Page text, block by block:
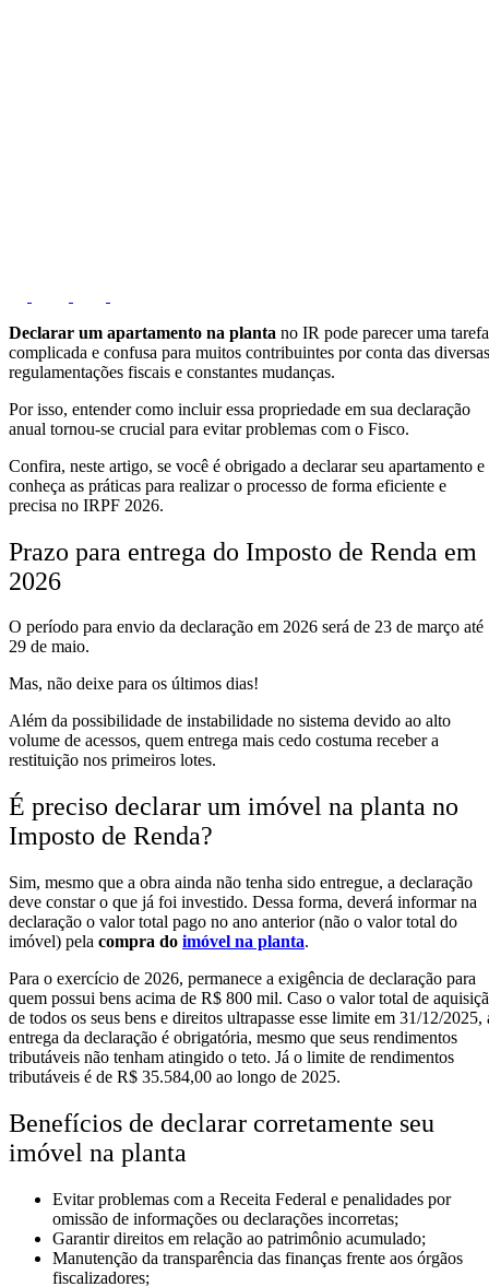
Declarar um apartamento na planta no IR pode parecer uma tarefa
complicada e confusa para muitos contribuintes por conta das diversas
regulamentações fiscais e constantes mudanças.
Por isso, entender como incluir essa propriedade em sua declaração
anual tornou-se crucial para evitar problemas com o Fisco.
Confira, neste artigo, se você é obrigado a declarar seu apartamento e
conheça as práticas para realizar o processo de forma eficiente e
precisa no IRPF 2026.
Prazo para entrega do Imposto de Renda em
2026
O período para envio da declaração em 2026 será de 23 de março até
29 de maio.
Mas, não deixe para os últimos dias!
Além da possibilidade de instabilidade no sistema devido ao alto
volume de acessos, quem entrega mais cedo costuma receber a
restituição nos primeiros lotes.
É preciso declarar um imóvel na planta no
Imposto de Renda?
Sim, mesmo que a obra ainda não tenha sido entregue, a declaração
deve constar o que já foi investido. Dessa forma, deverá informar na
declaração o valor total pago no ano anterior (não o valor total do
imóvel) pela compra do imóvel na planta.
Para o exercício de 2026, permanece a exigência de declaração para
quem possui bens acima de R$ 800 mil. Caso o valor total de
de todos os seus bens e direitos ultrapasse esse limite em 31/12/2025,
entrega da declaração é obrigatória, mesmo que seus rendimentos
tributáveis não tenham atingido o teto. Já o limite de rendimentos
tributáveis é de R$ 35.584,00 ao longo de 2025.
Benefícios de declarar corretamente seu
imóvel na planta
Evitar problemas com a Receita Federal e penalidades por
omissão de informações ou declarações incorretas;
Garantir direitos em relação ao patrimônio acumulado;
Manutenção da transparência das finanças frente aos órgãos
fiscalizadores;